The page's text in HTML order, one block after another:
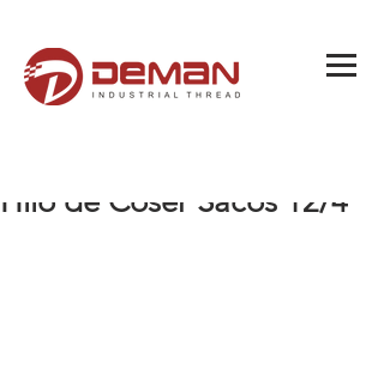
Hilo de Coser Sacos 12/4